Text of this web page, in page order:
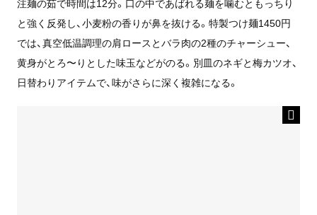
注麺の茹で時間は12分。口の中であばれる麺を噛むともっちり
と強く反発し、小麦粉の香りが鼻を抜ける。特製つけ麺1450円
では、真空低温調理の肩ロースとバラ肉の2種のチャーシュー、
黄身がとろ〜りとした味玉などがのる。別皿のネギと梅カツオ、
日替わりアイテムで、味がさらに深く複雑になる。